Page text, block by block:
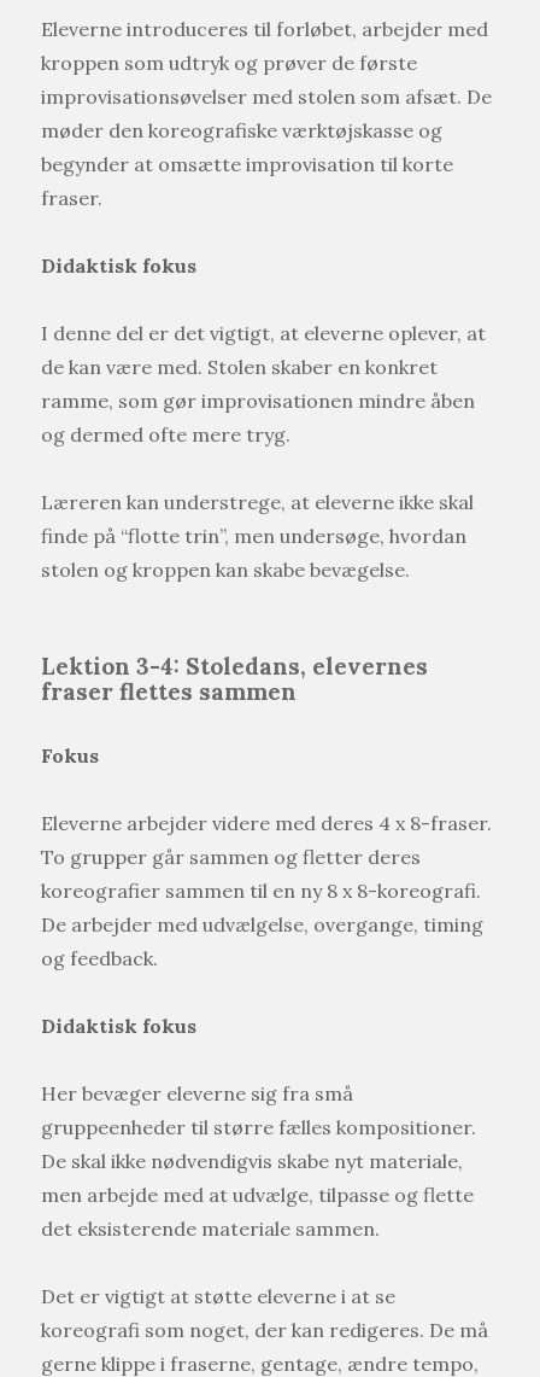
Eleverne introduceres til forløbet, arbejder med
kroppen som udtryk og prøver de første
improvisationsøvelser med stolen som afsæt. De
møder den koreografiske værktøjskasse og
begynder at omsætte improvisation til korte
fraser.
Didaktisk fokus
I denne del er det vigtigt, at eleverne oplever, at
de kan være med. Stolen skaber en konkret
ramme, som gør improvisationen mindre åben
og dermed ofte mere tryg.
Læreren kan understrege, at eleverne ikke skal
finde på “flotte trin”, men undersøge, hvordan
stolen og kroppen kan skabe bevægelse.
Lektion 3-4: Stoledans, elevernes
fraser flettes sammen
Fokus
Eleverne arbejder videre med deres 4 x 8-fraser.
To grupper går sammen og fletter deres
koreografier sammen til en ny 8 x 8-koreografi.
De arbejder med udvælgelse, overgange, timing
og feedback.
Didaktisk fokus
Her bevæger eleverne sig fra små
gruppeenheder til større fælles kompositioner.
De skal ikke nødvendigvis skabe nyt materiale,
men arbejde med at udvælge, tilpasse og flette
det eksisterende materiale sammen.
Det er vigtigt at støtte eleverne i at se
koreografi som noget, der kan redigeres. De må
gerne klippe i fraserne, gentage, ændre tempo,